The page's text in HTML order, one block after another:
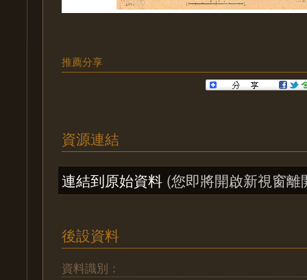
推薦分享
資源連結
連結到原始資料 (您即將開啟新視窗離
後設資料
資料識別：